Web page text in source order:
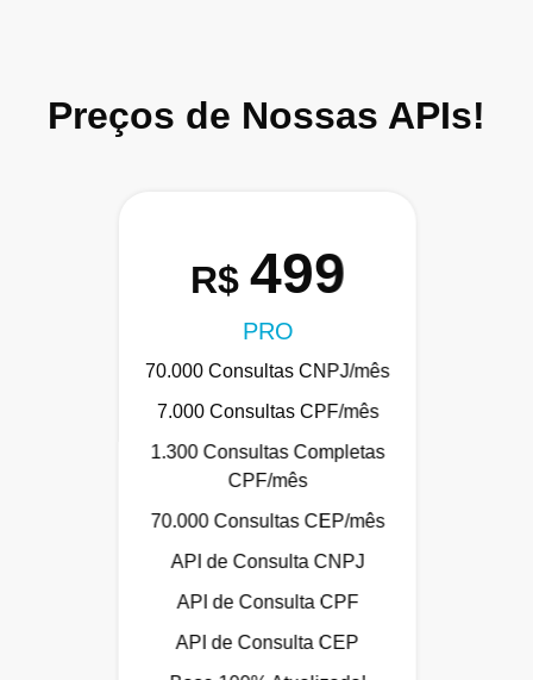
Preços de Nossas APIs!
R$ 499
PRO
70.000 Consultas CNPJ/mês
7.000 Consultas CPF/mês
1.300 Consultas Completas
CPF/mês
70.000 Consultas CEP/mês
API de Consulta CNPJ
API de Consulta CPF
API de Consulta CEP